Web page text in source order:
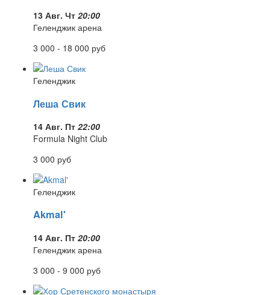
13 Авг. Чт 20:00
Геленджик арена
3 000 - 18 000 руб
Геленджик
Леша Свик
14 Авг. Пт 22:00
Formula Night Club
3 000 руб
Геленджик
Akmal'
14 Авг. Пт 20:00
Геленджик арена
3 000 - 9 000 руб